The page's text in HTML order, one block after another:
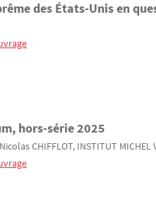
des États-Unis en
hors-série 2025
CHIFFLOT, INSTITUT MICHEL